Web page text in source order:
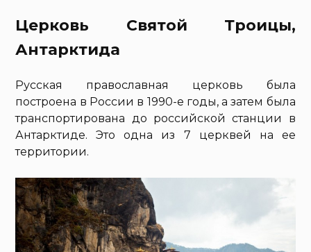
Церковь Святой Троицы,
Антарктида
Русская православная церковь была
построена в России в 1990-е годы, а затем была
транспортирована до российской станции в
Антарктиде. Это одна из 7 церквей на ее
территории.